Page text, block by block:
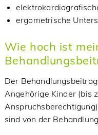
ergometrische
Wie hoch ist
Der
Angehörige Kinder (bis
sind von der